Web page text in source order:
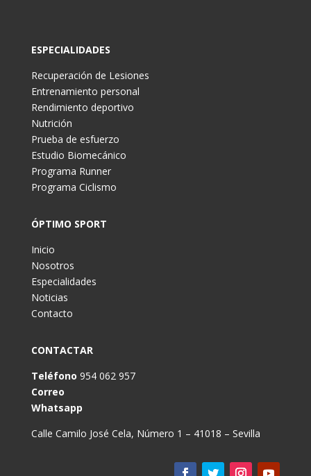
ESPECIALIDADES
Recuperación de Lesiones
Entrenamiento personal
Rendimiento deportivo
Nutrición
Prueba de esfuerzo
Estudio Biomecánico
Programa Runner
Programa Ciclismo
ÓPTIMO SPORT
Inicio
Nosotros
Especialidades
Noticias
Contacto
CONTACTAR
Teléfono 954 062 957
Correo
Whatsapp
Calle Camilo José Cela, Número 1 – 41018 – Sevilla